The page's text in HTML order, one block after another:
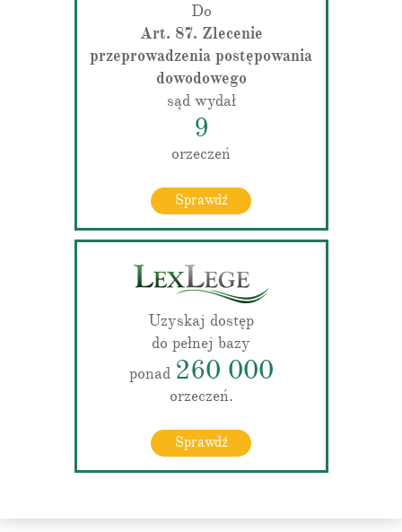
Do
Art. 87. Zlecenie
przeprowadzenia postępowania
dowodowego
sąd wydał
9
orzeczeń
Sprawdź
Uzyskaj dostęp
do pełnej bazy
ponad 260 000
orzeczeń.
Sprawdź